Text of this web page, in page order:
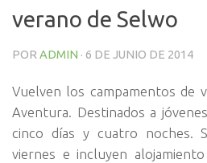
verano de Selwo
POR ADMIN · 6 DE JUNIO DE 2014
Vuelven los campamentos de
Aventura. Destinados a
cinco días y cuatro noches.
viernes e incluyen